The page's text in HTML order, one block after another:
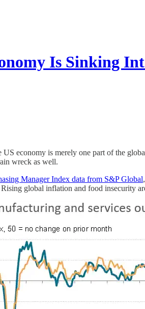
Is Sinking
US economy is merely one part of the
wreck as well.
Manager Index data from S&P Global
global inflation and food insecurity